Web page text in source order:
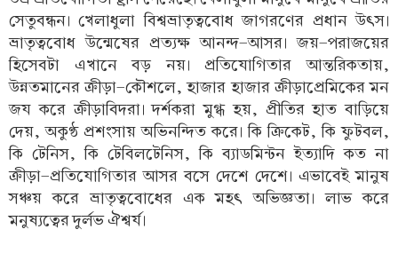
সেতুবন্ধন। খেলাধুলা বিশ্বভ্রাতৃত্ববোধ জাগরণের প্রধান উৎস।
ভ্রাতৃত্ববোধ উন্মেষের প্রত্যক্ষ আনন্দ-আসর। জয়-পরাজয়ের
হিসেবটা এখানে বড় নয়। প্রতিযোগিতার আন্তরিকতায়,
উন্নতমানের ক্রীড়া-কৌশলে, হাজার হাজার ক্রীড়াপ্রেমিকের মন
জয করে ক্রীড়াবিদরা। দর্শকরা মুগ্ধ হয়, প্রীতির হাত বাড়িয়ে
দেয়, অকুণ্ঠ প্রশংসায় অভিনন্দিত করে। কি ক্রিকেট, কি ফুটবল,
কি টেনিস, কি টেবিলটেনিস, কি ব্যাডমিন্টন ইত্যাদি কত না
ক্রীড়া-প্রতিযোগিতার আসর বসে দেশে দেশে। এভাবেই মানুষ
সঞ্চয় করে ভ্রাতৃত্ববোধের এক মহৎ অভিজ্ঞতা। লাভ করে
মনুষ্যত্বের দুর্লভ ঐশ্বর্য।